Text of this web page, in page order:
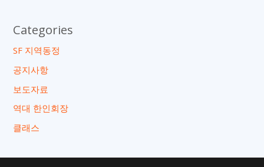
Categories
SF 지역동정
공지사항
보도자료
역대 한인회장
클래스